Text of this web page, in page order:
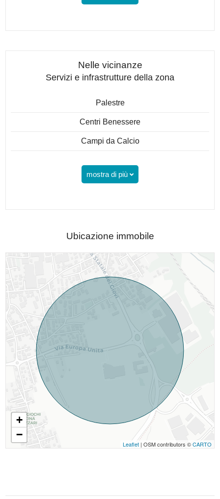
Nelle vicinanze
Servizi e infrastrutture della zona
Palestre
Centri Benessere
Campi da Calcio
mostra di più
Ubicazione immobile
+
−
Leaflet| OSM contributors ©CARTO